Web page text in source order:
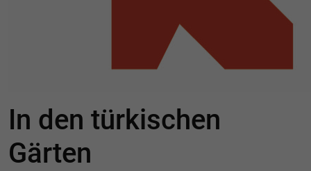
In den türkischen
Gärten